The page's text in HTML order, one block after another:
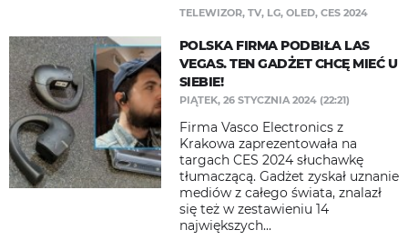
TELEWIZOR, TV, LG, OLED, CES 2024
POLSKA FIRMA PODBIŁA LAS
VEGAS. TEN GADŻET CHCĘ MIEĆ U
SIEBIE!
PIĄTEK, 26 STYCZNIA 2024 (22:21)
Firma Vasco Electronics z
Krakowa zaprezentowała na
targach CES 2024 słuchawkę
tłumaczącą. Gadżet zyskał uznanie
mediów z całego świata, znalazł
się też w zestawieniu 14
największych...